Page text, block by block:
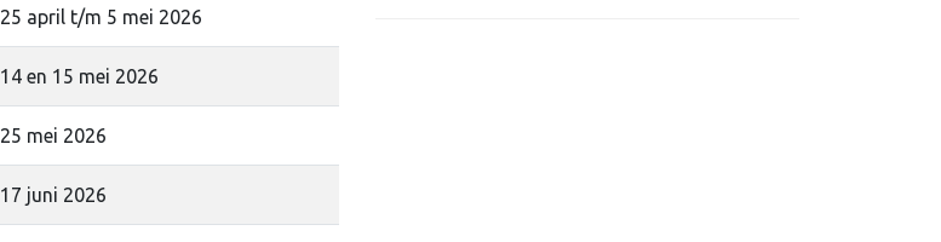
25 april t/m 5 mei 2026
14 en 15 mei 2026
25 mei 2026
17 juni 2026